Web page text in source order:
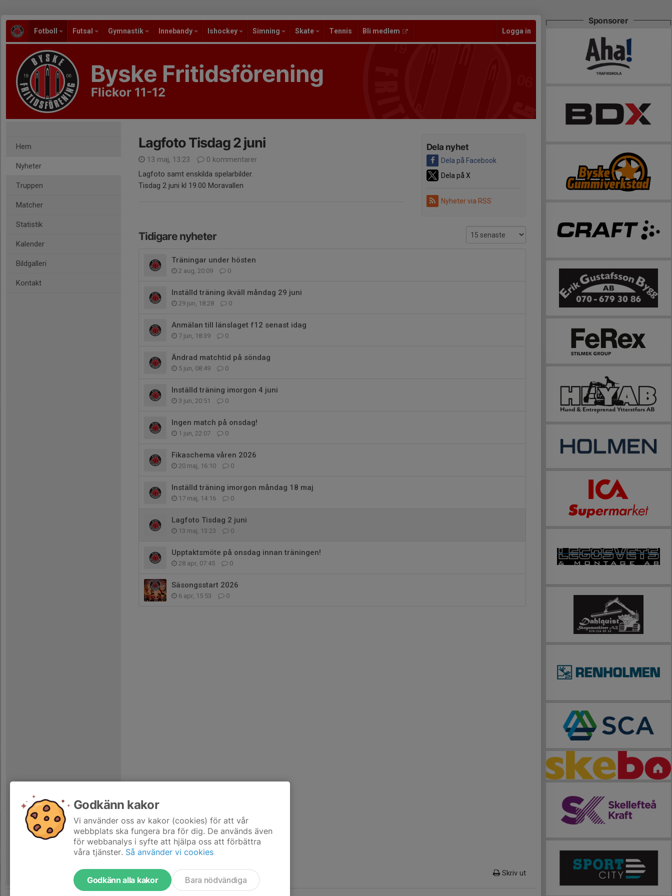
Fotboll Futsal Gymnastik Innebandy Ishockey Simning Skate Tennis Bli medlem Logga in
Byske Fritidsförening
Flickor 11-12
Hem
Nyheter
Truppen
Matcher
Statistik
Kalender
Bildgalleri
Kontakt
Dela nyhet
Dela på Facebook
Dela på X
Nyheter via RSS
Lagfoto Tisdag 2 juni
13 maj, 13:23
0 kommentarer
Lagfoto samt enskilda spelarbilder.
Tisdag 2 juni kl 19.00 Moravallen
Tidigare nyheter
Träningar under hösten
2 aug, 20:09 0
Inställd träning ikväll måndag 29 juni
29 jun, 18:28 0
Anmälan till länslaget f12 senast idag
7 jun, 18:39 0
Ändrad matchtid på söndag
5 jun, 08:49 0
Inställd träning imorgon 4 juni
3 jun, 20:51 0
Ingen match på onsdag!
1 jun, 22:07 0
Fikaschema våren 2026
20 maj, 16:10 0
Inställd träning imorgon måndag 18 maj
17 maj, 14:16 0
Lagfoto Tisdag 2 juni
13 maj, 13:23 0
Upptaktsmöte på onsdag innan träningen!
28 apr, 07:45 0
Säsongsstart 2026
6 apr, 15:53 0
Skriv ut
Sponsorer
Godkänn kakor
Vi använder oss av kakor (cookies) för att vår
webbplats ska fungera bra för dig. De används även
för webbanalys i syfte att hjälpa oss att förbättra
våra tjänster. Så använder vi cookies
Godkänn alla kakor Bara nödvändiga